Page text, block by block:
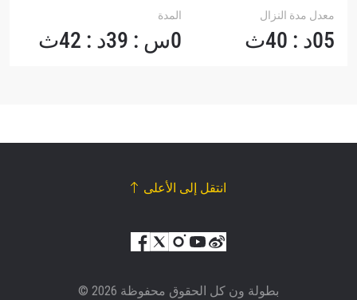
معدل مدة النزال
05د : 40ث
المدة
0س : 39د : 42ث
انتقل إلى الأعلى
© بطولة ون كل الحقوق محفوظة 2026